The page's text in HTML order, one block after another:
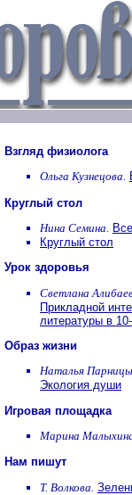
Взгляд физиолога
Ольга Кузнецова.
Круглый стол
Нина Семина.
Круглый стол
Урок здоровья
Светлана
Прикладной
литературы в
Образ жизни
Наталья
Экология души
Игровая площадка
Марина
Нам пишут
Т. Волкова.